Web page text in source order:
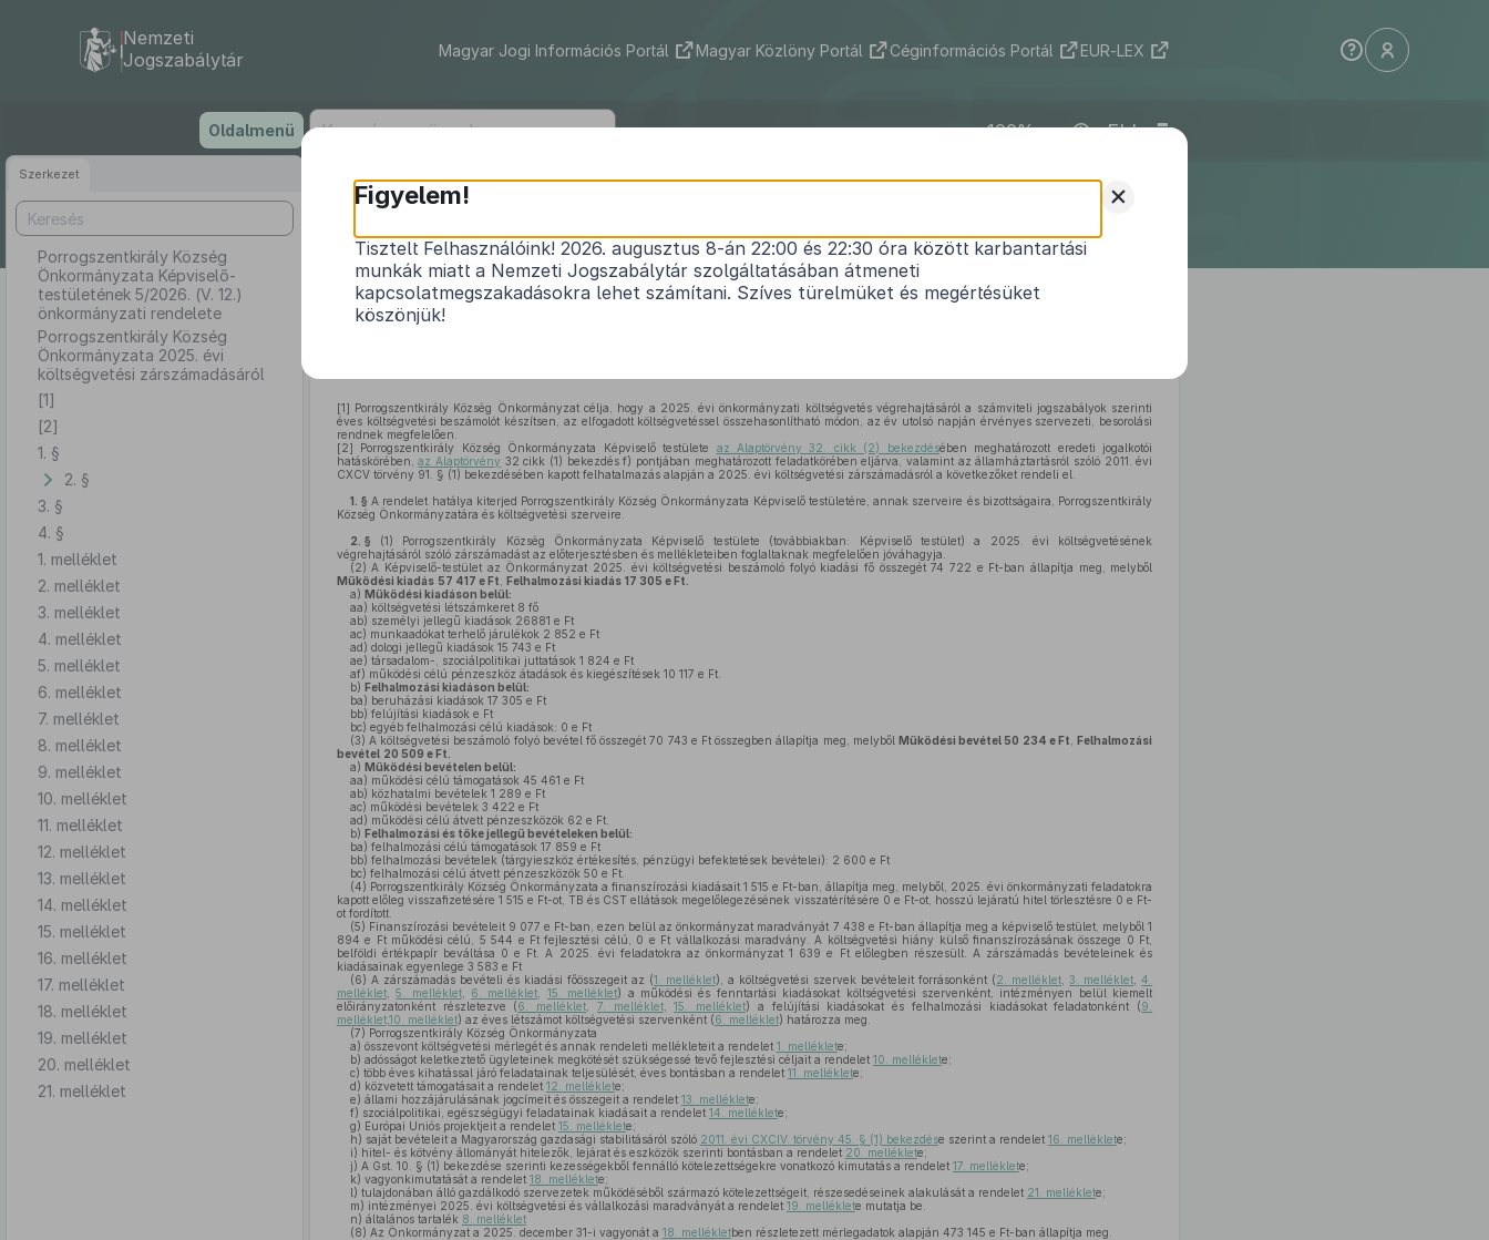
tartalomra
Nemzeti
Jogszabálytár
Magyar Jogi Információs Portál Magyar Közlöny Portál Céginformációs Portál EUR-LEX
Oldalmenü ELI
Szerkezet
Porrogszentkirály Község
Önkormányzata Képviselő-
testületének 5/2026. (V. 12.)
önkormányzati rendelete
Porrogszentkirály Község
Önkormányzata 2025. évi
költségvetési zárszámadásáról
[1]
[2]
1. §
2. §
3. §
4. §
1. melléklet
2. melléklet
3. melléklet
4. melléklet
5. melléklet
6. melléklet
7. melléklet
8. melléklet
9. melléklet
10. melléklet
11. melléklet
12. melléklet
13. melléklet
14. melléklet
15. melléklet
16. melléklet
17. melléklet
18. melléklet
19. melléklet
20. melléklet
21. melléklet
Porrogszentkirály Község Önkormányzata Képviselő-
testületének 5/2026. (V. 12.) önkormányzati rendelete
Porrogszentkirály Község Önkormányzata 2025. évi költségvetési
[1] Porrogszentkirály Község Önkormányzat célja, hogy a 2025. évi önkormányzati költségvetés végrehajtásáról a számviteli jogszabályok szerinti
éves költségvetési beszámolót készítsen, az elfogadott költségvetéssel összehasonlítható módon, az év utolsó napján érvényes szervezeti, besorolási
rendnek megfelelően.
[2] Porrogszentkirály Község Önkormányzata Képviselő testülete az Alaptörvény 32. cikk (2) bekezdésében meghatározott eredeti jogalkotói
hatáskörében,az Alaptörvény 32 cikk (1) bekezdés f) pontjában meghatározott feladatkörében eljárva, valamint az államháztartásról szóló 2011. évi
CXCV törvény 91. § (1) bekezdésében kapott felhatalmazás alapján a 2025. évi költségvetési zárszámadásról a következőket rendeli el.
1. § A rendelet hatálya kiterjed Porrogszentkirály Község Önkormányzata Képviselő testületére, annak szerveire és bizottságaira, Porrogszentkirály
Község Önkormányzatára és költségvetési szerveire.
2. § (1) Porrogszentkirály Község Önkormányzata Képviselő testülete (továbbiakban: Képviselő testület) a 2025. évi költségvetésének
végrehajtásáról szóló zárszámadást az előterjesztésben és mellékleteiben foglaltaknak megfelelően jóváhagyja.
(2) A Képviselő-testület az Önkormányzat 2025. évi költségvetési beszámoló folyó kiadási fő összegét 74 722 e Ft-ban állapítja meg, melyből
Működési kiadás 57 417 e Ft Felhalmozási kiadás 17 305 e Ft.
a) Működési kiadáson belül:
aa) költségvetési létszámkeret 8 fő
ab) személyi jellegű kiadások 26881 e Ft
ac) munkaadókat terhelő járulékok 2 852 e Ft
ad) dologi jellegű kiadások 15 743 e Ft
ae) társadalom-, szociálpolitikai juttatások 1 824 e Ft
af) működési célú pénzeszköz átadások és kiegészítések 10 117 e Ft.
b) Felhalmozási kiadáson belül:
ba) beruházási kiadások 17 305 e Ft
bb) felújítási kiadások e Ft
bc) egyéb felhalmozási célú kiadások: 0 e Ft
(3) A költségvetési beszámoló folyó bevétel fő összegét 70 743 e Ft összegben állapítja meg, melyből Működési bevétel 50 234 e Ft ,Felhalmozási
bevétel 20 509 e Ft.
a) Működési bevételen belül:
aa) működési célú támogatások 45 461 e Ft
ab) közhatalmi bevételek 1 289 e Ft
ac) működési bevételek 3 422 e Ft
ad) működési célú átvett pénzeszközök 62 e Ft.
b) Felhalmozási és tőke jellegű bevételeken belül:
ba) felhalmozási célú támogatások 17 859 e Ft
bb) felhalmozási bevételek (tárgyieszköz értékesítés, pénzügyi befektetések bevételei): 2 600 e Ft
bc) felhalmozási célú átvett pénzeszközök 50 e Ft.
(4) Porrogszentkirály Község Önkormányzata a finanszírozási kiadásait 1 515 e Ft-ban, állapítja meg, melyből, 2025. évi önkormányzati feladatokra
kapott előleg visszafizetésére 1 515 e Ft-ot, TB és CST ellátások megelőlegezésének visszatérítésére 0 e Ft-ot, hosszú lejáratú hitel törlesztésre 0 e Ft-
ot fordított.
(5) Finanszírozási bevételeit 9 077 e Ft-ban, ezen belül az önkormányzat maradványát 7 438 e Ft-ban állapítja meg a képviselő testület, melyből 1
894 e Ft működési célú, 5 544 e Ft fejlesztési célú, 0 e Ft vállalkozási maradvány. A költségvetési hiány külső finanszírozásának összege 0 Ft,
belföldi értékpapír beváltása 0 e Ft. A 2025. évi feladatokra az önkormányzat 1 639 e Ft előlegben részesült. A zárszámadás bevételeinek és
kiadásainak egyenlege 3 583 e Ft
(6) A zárszámadás bevételi és kiadási főösszegeit az (1. melléklet), a költségvetési szervek bevételeit forrásonként (2. melléklet ,3. melléklet ,4.
melléklet,5. melléklet, 6. melléklet 15. melléklet) a működési és fenntartási kiadásokat költségvetési szervenként, intézményen belül kiemelt
előirányzatonként részletezve (6. melléklet 7. melléklet,15. melléklet) a felújítási kiadásokat és felhalmozási kiadásokat feladatonként (9.
melléklet,10. melléklet) az éves létszámot költségvetési szervenként (6. melléklet) határozza meg.
(7) Porrogszentkirály Község Önkormányzata
a) összevont költségvetési mérlegét és annak rendeleti mellékleteit a rendelet 1. melléklete;
b) adósságot keletkeztető ügyleteinek megkötését szükségessé tevő fejlesztési céljait a rendelet 10. melléklete;
c) több éves kihatással járó feladatainak teljesülését, éves bontásban a rendelet 11. melléklete;
d) közvetett támogatásait a rendelet 12. melléklete;
e) állami hozzájárulásának jogcímeit és összegeit a rendelet 13. melléklete;
f) szociálpolitikai, egészségügyi feladatainak kiadásait a rendelet 14. melléklete;
g) Európai Uniós projektjeit a rendelet 15. melléklete;
h) saját bevételeit a Magyarország gazdasági stabilitásáról szóló 2011. évi CXCIV. törvény 45. § (1) bekezdése szerint a rendelet 16. melléklete;
i) hitel- és kötvény állományát hitelezők, lejárat és eszközök szerinti bontásban a rendelet 20. melléklete;
j) A Gst. 10. § (1) bekezdése szerinti kezességekből fennálló kötelezettségekre vonatkozó kimutatás a rendelet 17. melléklete;
k) vagyonkimutatását a rendelet 18. melléklete;
l) tulajdonában álló gazdálkodó szervezetek működéséből származó kötelezettségeit, részesedéseinek alakulását a rendelet 21. melléklete;
m) intézményei 2025. évi költségvetési és vállalkozási maradványát a rendelet 19. melléklete mutatja be.
n) általános tartalék 8. melléklet
(8) Az Önkormányzat a 2025. december 31-i vagyonát a 18. mellékletben részletezett mérlegadatok alapján 473 145 e Ft-ban állapítja meg.
+
Figyelem!
Tisztelt Felhasználóink! 2026. augusztus 8-án 22:00 és 22:30 óra között karbantartási
munkák miatt a Nemzeti Jogszabálytár szolgáltatásában átmeneti
kapcsolatmegszakadásokra lehet számítani. Szíves türelmüket és megértésüket
köszönjük!